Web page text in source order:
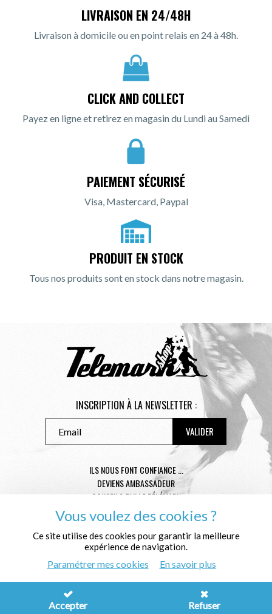
LIVRAISON EN 24/48H
Livraison à domicile ou en point relais en 24 à 48h.
CLICK AND COLLECT
Payez en ligne et retirez en magasin du Lundi au Samedi
PAIEMENT SÉCURISÉ
Visa, Mastercard, Paypal
PRODUIT EN STOCK
Tous nos produits sont en stock dans notre magasin.
INSCRIPTION À LA NEWSLETTER :
ILS NOUS FONT CONFIANCE ...
DEVIENS AMBASSADEUR
CONSEILS TAILLE TÉLÉMARK
CONDITIONS GÉNÉRALES DE VENTE
MENTIONS LÉGALES
POLITIQUE DE CONFIDENTIALITÉ
QUI SOMMES NOUS ?
Pure Illusion
Vous voulez des cookies ?
Ce site utilise des cookies pour garantir la meilleure
expérience de navigation.
Paramétrer mes cookies En savoir plus
Accepter Refuser